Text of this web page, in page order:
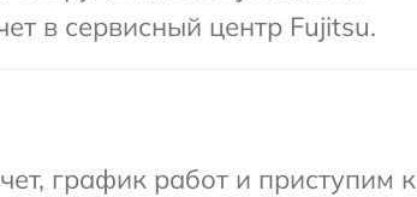
в сервисный центр Fujitsu.
график работ и приступим к